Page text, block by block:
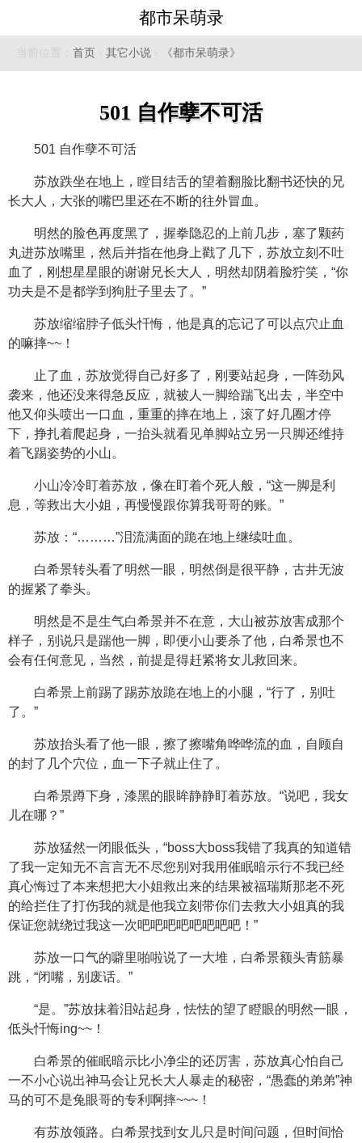
都市呆萌录
当前位置： 首页 › 其它小说 › 《都市呆萌录》
501 自作孽不可活
501 自作孽不可活
苏放跌坐在地上，瞠目结舌的望着翻脸比翻书还快的兄
长大人，大张的嘴巴里还在不断的往外冒血。
明然的脸色再度黑了，握拳隐忍的上前几步，塞了颗药
丸进苏放嘴里，然后并指在他身上戳了几下，苏放立刻不吐
血了，刚想星星眼的谢谢兄长大人，明然却阴着脸狞笑，“你
功夫是不是都学到狗肚子里去了。”
苏放缩缩脖子低头忏悔，他是真的忘记了可以点穴止血
的嘛摔~~！
止了血，苏放觉得自己好多了，刚要站起身，一阵劲风
袭来，他还没来得急反应，就被人一脚给踹飞出去，半空中
他又仰头喷出一口血，重重的摔在地上，滚了好几圈才停
下，挣扎着爬起身，一抬头就看见单脚站立另一只脚还维持
着飞踢姿势的小山。
小山冷冷盯着苏放，像在盯着个死人般，“这一脚是利
息，等救出大小姐，再慢慢跟你算我哥哥的账。”
苏放：“………”泪流满面的跪在地上继续吐血。
白希景转头看了明然一眼，明然倒是很平静，古井无波
的握紧了拳头。
明然是不是生气白希景并不在意，大山被苏放害成那个
样子，别说只是踹他一脚，即便小山要杀了他，白希景也不
会有任何意见，当然，前提是得赶紧将女儿救回来。
白希景上前踢了踢苏放跪在地上的小腿，“行了，别吐
了。”
苏放抬头看了他一眼，擦了擦嘴角哗哗流的血，自顾自
的封了几个穴位，血一下子就止住了。
白希景蹲下身，漆黑的眼眸静静盯着苏放。“说吧，我女
儿在哪？”
苏放猛然一闭眼低头，“boss大boss我错了我真的知道错
了我一定知无不言言无不尽您别对我用催眠暗示行不我已经
真心悔过了本来想把大小姐救出来的结果被福瑞斯那老不死
的给拦住了打伤我的就是他我立刻带你们去救大小姐真的我
保证您就绕过我这一次吧吧吧吧吧吧吧吧！”
苏放一口气的噼里啪啦说了一大堆，白希景额头青筋暴
跳，“闭嘴，别废话。”
“是。”苏放抹着泪站起身，怯怯的望了瞪眼的明然一眼，
低头忏悔ing~~！
白希景的催眠暗示比小净尘的还厉害，苏放真心怕自己
一不小心说出神马会让兄长大人暴走的秘密，“愚蠢的弟弟”神
马的可不是兔眼哥的专利啊摔~~~！
有苏放领路。白希景找到女儿只是时间问题，但时间恰